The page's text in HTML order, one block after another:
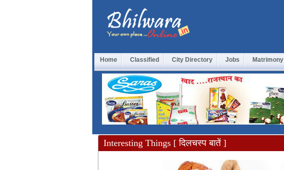
Home Classified City Directory Jobs Matrimony
Interesting Things [ दिलचस्प बातें ]